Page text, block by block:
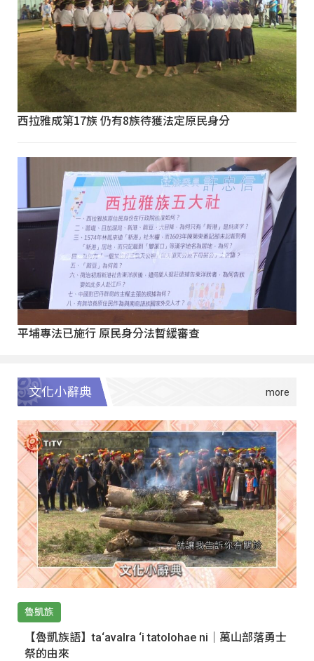
西拉雅成第17族 仍有8族待獲法定原民身分
平埔專法已施行 原民身分法暫緩審查
文化小辭典
魯凱族
【魯凱族語】ta‘avalra ‘i tatolohae ni｜萬山部落勇士
祭的由來